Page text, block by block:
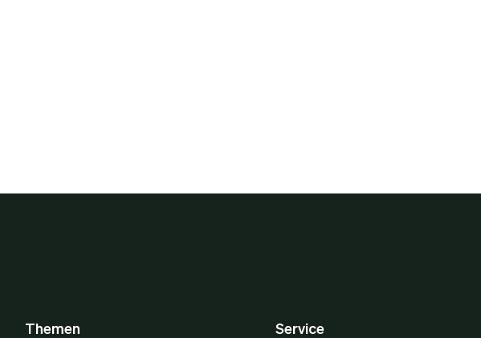
Themen Service